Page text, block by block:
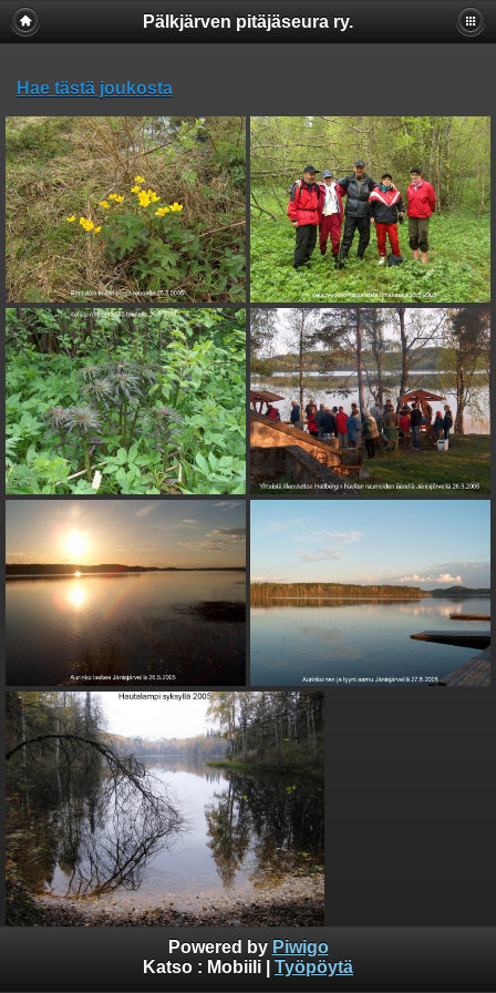
Pälkjärven pitäjäseura ry.
Hae tästä joukosta
Powered by Piwigo
Katso : Mobiili Työpöytä